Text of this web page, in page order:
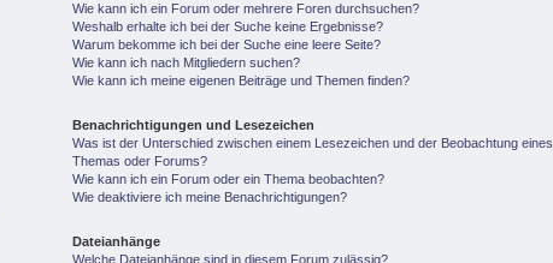
Wie kann ich ein Forum oder mehrere Foren durchsuchen?
Weshalb erhalte ich bei der Suche keine Ergebnisse?
Warum bekomme ich bei der Suche eine leere Seite?
Wie kann ich nach Mitgliedern suchen?
Wie kann ich meine eigenen Beiträge und Themen finden?
Benachrichtigungen und Lesezeichen
Was ist der Unterschied zwischen einem Lesezeichen und der Beobachtung eines
Themas oder Forums?
Wie kann ich ein Forum oder ein Thema beobachten?
Wie deaktiviere ich meine Benachrichtigungen?
Dateianhänge
Welche Dateianhänge sind in diesem Forum zulässig?